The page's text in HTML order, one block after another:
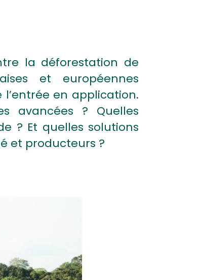
la déforestation de
et européennes
en application.
avancées ? Quelles
? Et quelles solutions
et producteurs ?